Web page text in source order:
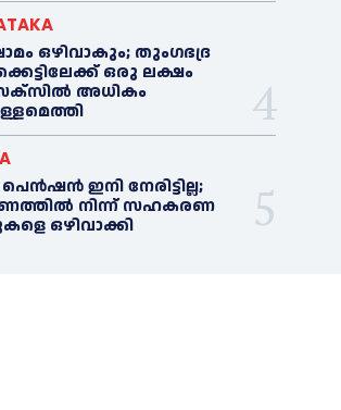
ഒഴിവാകും; തുംഗഭദ്ര
ഒരു ലക്ഷം
അധികം
ഇനി നേരിട്ടില്ല;
നിന്ന് സഹകരണ
ഒഴിവാക്കി